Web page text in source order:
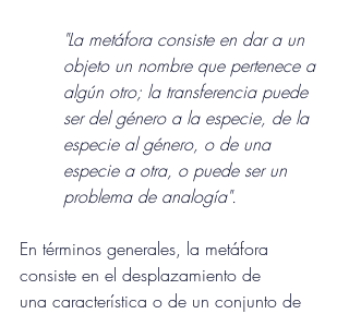
"La metáfora consiste en dar a un
objeto un nombre que pertenece a
algún otro; la transferencia puede
ser del género a la especie, de la
especie al género, o de una
especie a otra, o puede ser un
problema de analogía".
En términos generales, la metáfora
consiste en el desplazamiento de
una característica o de un conjunto de